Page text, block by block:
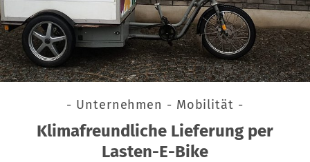
- Unternehmen - Mobilität -
Klimafreundliche Lieferung per
Lasten-E-Bike